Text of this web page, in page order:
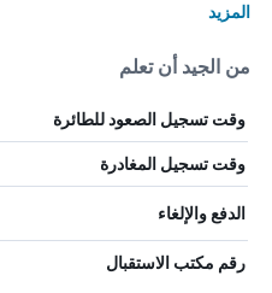
المزيد
من الجيد أن تعلم
وقت تسجيل الصعود للطائرة
وقت تسجيل المغادرة
الدفع والإلغاء
رقم مكتب الاستقبال